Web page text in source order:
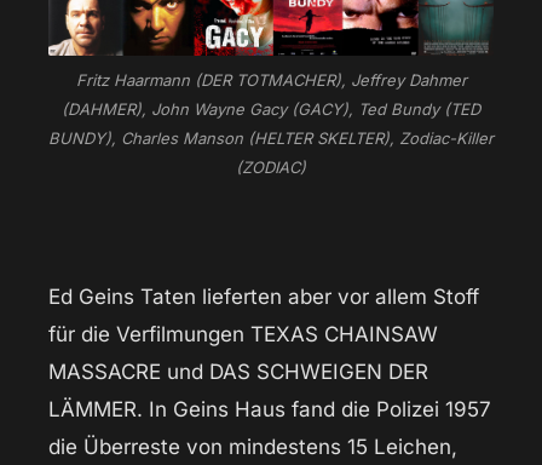
Fritz Haarmann (DER TOTMACHER), Jeffrey Dahmer
(DAHMER), John Wayne Gacy (GACY), Ted Bundy (TED
BUNDY), Charles Manson (HELTER SKELTER), Zodiac-Killer
(ZODIAC)
Ed Geins Taten lieferten aber vor allem Stoff
für die Verfilmungen TEXAS CHAINSAW
MASSACRE und DAS SCHWEIGEN DER
LÄMMER. In Geins Haus fand die Polizei 1957
die Überreste von mindestens 15 Leichen,